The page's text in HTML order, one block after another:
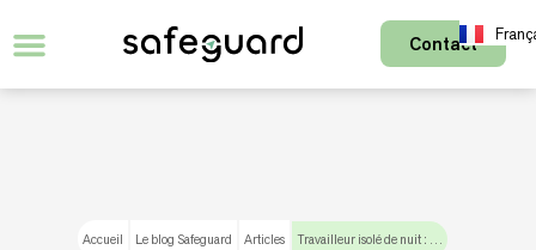
Contact
Accueil Le blog Safeguard Articles Travailleur isolé de nuit : pourquoi un DATI est indispensable ?